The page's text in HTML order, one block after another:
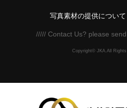
写真素材の提供について
///// Contact Us? please
Copyright© JKA.All Rights